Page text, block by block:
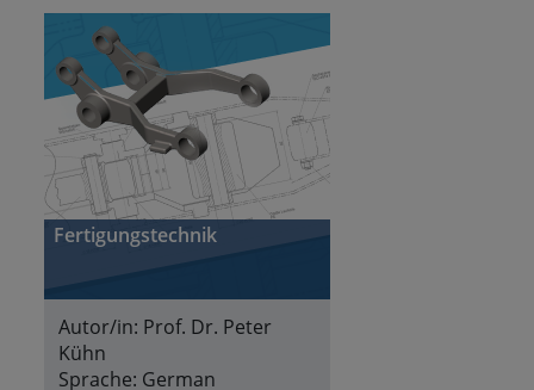
Fertigungstechnik
Autor/in: Prof. Dr. Peter
Kühn
Sprache: German